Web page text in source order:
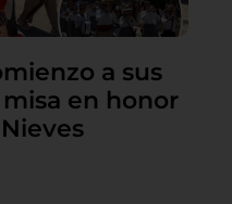
a sus
en honor